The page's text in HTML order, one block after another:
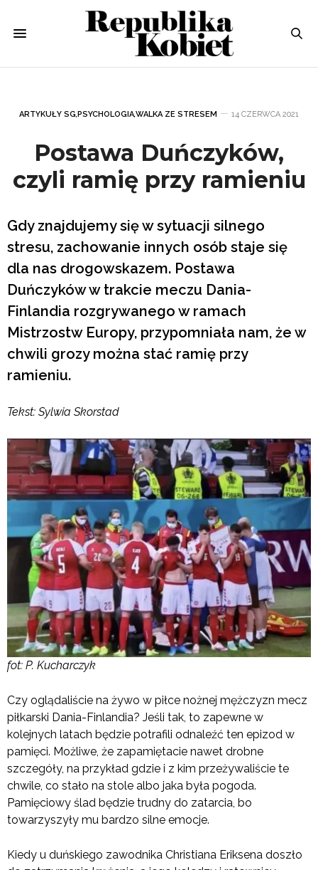
ARTYKUŁY SG,PSYCHOLOGIA,WALKA ZE STRESEM 14 CZERWCA 2021
Postawa Duńczyków,
czyli ramię przy ramieniu
Gdy znajdujemy się w sytuacji silnego
stresu, zachowanie innych osób staje się
dla nas drogowskazem. Postawa
Duńczyków w trakcie meczu Dania-
Finlandia rozgrywanego w ramach
Mistrzostw Europy, przypomniała nam, że w
chwili grozy można stać ramię przy
ramieniu.
Tekst: Sylwia Skorstad
fot: P. Kucharczyk
Czy oglądaliście na żywo w piłce nożnej mężczyzn mecz
piłkarski Dania-Finlandia? Jeśli tak, to zapewne w
kolejnych latach będzie potrafili odnaleźć ten epizod w
pamięci. Możliwe, że zapamiętacie nawet drobne
szczegóły, na przykład gdzie i z kim przeżywaliście te
chwile, co stało na stole albo jaka była pogoda.
Pamięciowy ślad będzie trudny do zatarcia, bo
towarzyszyły mu bardzo silne emocje.
Kiedy u duńskiego zawodnika Christiana Eriksena doszło